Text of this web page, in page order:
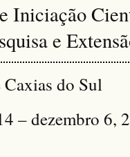
Iniciação
e
do Sul
– dezembro 6,